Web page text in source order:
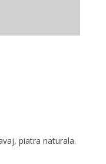
piatra naturala.